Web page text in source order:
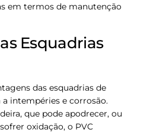
em termos de manutenção
Esquadrias
das esquadrias de
a intempéries e corrosão.
que pode apodrecer, ou
oxidação, o PVC